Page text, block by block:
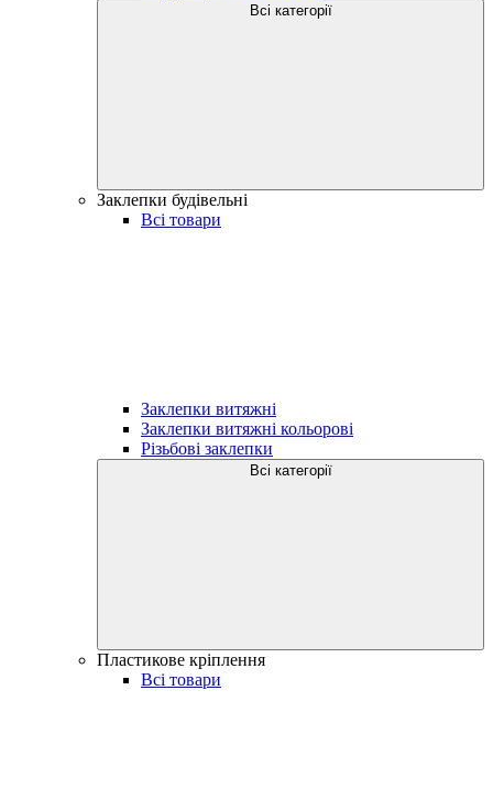
Всі категорії
Заклепки будівельні
Всі товари
Заклепки витяжні
Заклепки витяжні кольорові
Різьбові заклепки
Всі категорії
Пластикове кріплення
Всі товари